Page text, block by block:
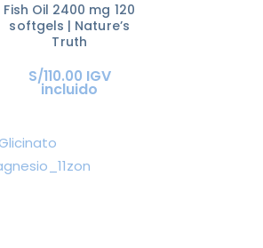
Fish Oil 2400 mg 120
softgels | Nature’s
Truth
S/110.00 IGV
incluido